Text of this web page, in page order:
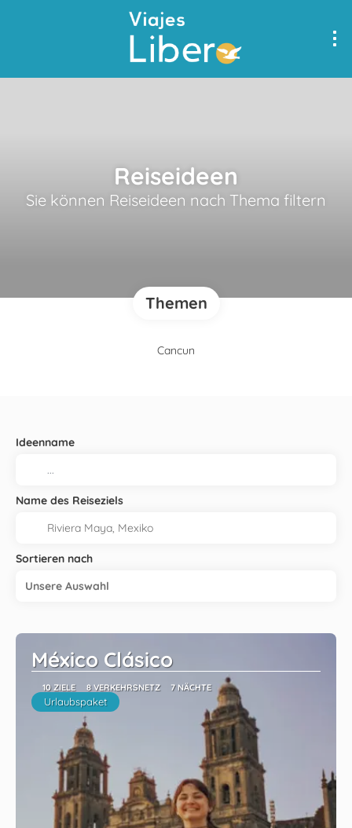
Reiseideen
Sie können Reiseideen nach Thema filtern
Themen
Cancun
Ideenname
Name des Reiseziels
Sortieren nach
Unsere Auswahl
México Clásico
10 ZIELE 8 VERKEHRSNETZ 7 NÄCHTE
Urlaubspaket